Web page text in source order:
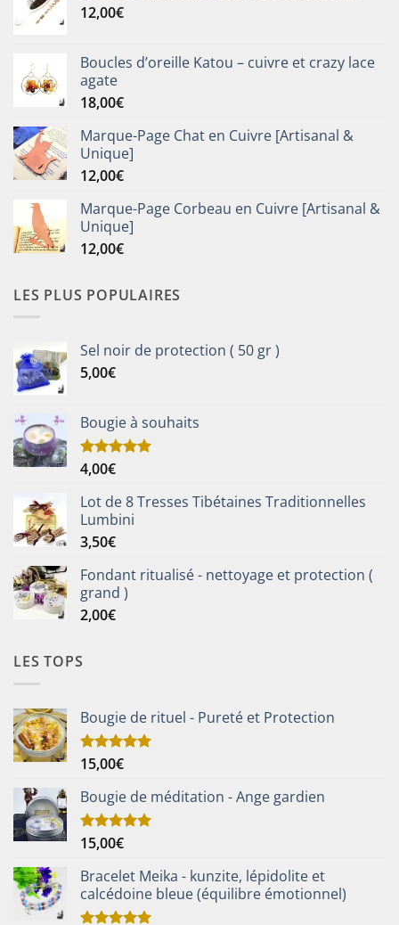
12,00€
Boucles d’oreille Katou – cuivre et crazy lace
agate
18,00€
Marque-Page Chat en Cuivre [Artisanal &
Unique]
12,00€
Marque-Page Corbeau en Cuivre [Artisanal &
Unique]
12,00€
LES PLUS POPULAIRES
Sel noir de protection ( 50 gr )
5,00€
Bougie à souhaits
Note5.00
4,00€
Lot de 8 Tresses Tibétaines Traditionnelles
Lumbini
3,50€
Fondant ritualisé - nettoyage et protection (
grand )
2,00€
LES TOPS
Bougie de rituel - Pureté et Protection
Note5.00
15,00€
Bougie de méditation - Ange gardien
Note5.00
15,00€
Bracelet Meika - kunzite, lépidolite et
calcédoine bleue (équilibre émotionnel)